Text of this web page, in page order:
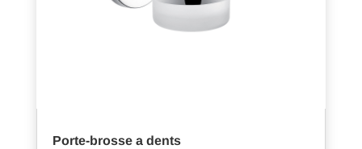
Porte-brosse a dents